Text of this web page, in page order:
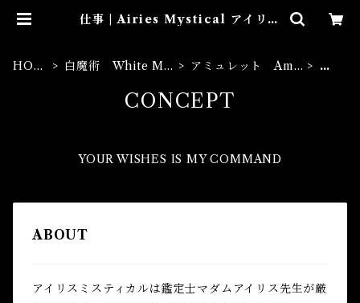
仕事 | Airies Mystical アイリス
HOM
白魔術 White Ma
アミュレット Amu
仕
CONCEPT
YOUR WISHES IS MY COMMAND
ABOUT
アイリスミスティカルは鑑定士マダムアイリス先生が厳